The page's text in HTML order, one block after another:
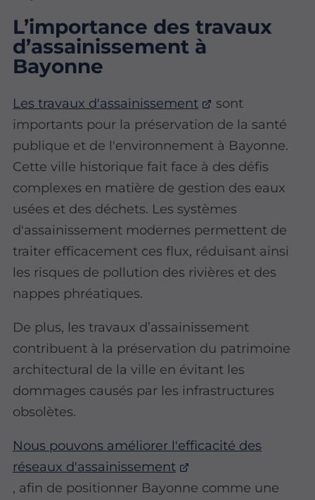
L’importance des travaux
d’assainissement à
Bayonne
Les travaux d'assainissement
sont
importants pour la préservation de la santé
publique et de l'environnement à Bayonne.
Cette ville historique fait face à des défis
complexes en matière de gestion des eaux
usées et des déchets. Les systèmes
d'assainissement modernes permettent de
traiter efficacement ces flux, réduisant ainsi
les risques de pollution des rivières et des
nappes phréatiques.
De plus, les travaux d’assainissement
contribuent à la préservation du patrimoine
architectural de la ville en évitant les
dommages causés par les infrastructures
obsolètes.
Nous pouvons améliorer l'efficacité des
réseaux d'assainissement
, afin de positionner Bayonne comme une